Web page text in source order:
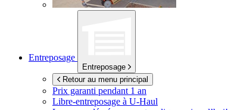
Entreposage
Entreposage
Retour au menu principal
Prix garanti pendant 1 an
Libre-entreposage à U-Haul